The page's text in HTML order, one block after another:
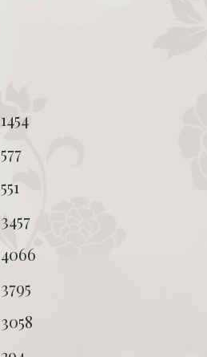
1454
577
551
3457
4066
3795
3058